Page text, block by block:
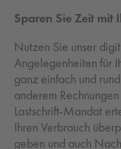
Sparen Sie Zeit
Nutzen Sie unser
Angelegenheiten für
ganz einfach und
anderem
Lastschrift-Mandat
Ihren Verbrauch
geben und auch